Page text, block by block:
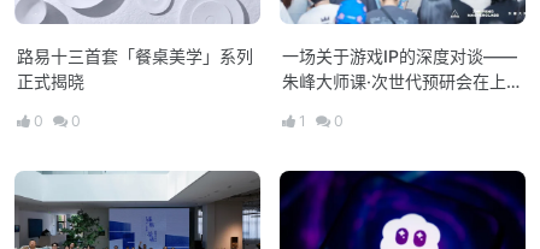
路易十三首套「餐桌美学」系列
正式揭晓
0 0
一场关于游戏IP的深度对谈——
朱峰大师课·次世代预研会在上海
1 0